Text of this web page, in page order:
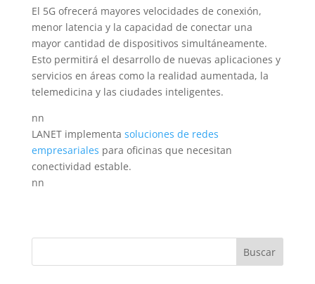
El 5G ofrecerá mayores velocidades de conexión,
menor latencia y la capacidad de conectar una
mayor cantidad de dispositivos simultáneamente.
Esto permitirá el desarrollo de nuevas aplicaciones y
servicios en áreas como la realidad aumentada, la
telemedicina y las ciudades inteligentes.
nn
LANET implementa soluciones de redes
empresariales para oficinas que necesitan
conectividad estable.
nn